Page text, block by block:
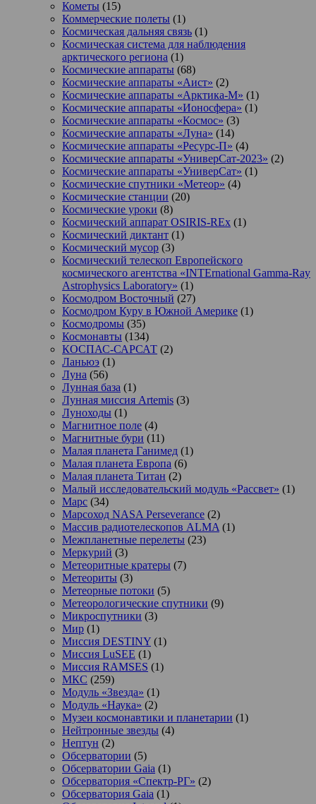
Кометы (15)
Коммерческие полеты (1)
Космическая дальняя связь (1)
Космическая система для наблюдения
арктического региона (1)
Космические аппараты (68)
Космические аппараты «Аист» (2)
Космические аппараты «Арктика-М» (1)
Космические аппараты «Ионосфера» (1)
Космические аппараты «Космос» (3)
Космические аппараты «Луна» (14)
Космические аппараты «Ресурс-П» (4)
Космические аппараты «УниверСат-2023» (2)
Космические аппараты «УниверСат» (1)
Космические спутники «Метеор» (4)
Космические станции (20)
Космические уроки (8)
Космический аппарат OSIRIS-REx (1)
Космический диктант (1)
Космический мусор (3)
Космический телескоп Европейского
космического агентства «INTErnational Gamma-Ray
Astrophysics Laboratory» (1)
Космодром Восточный (27)
Космодром Куру в Южной Америке (1)
Космодромы (35)
Космонавты (134)
КОСПАС-САРСАТ (2)
Ланьюэ (1)
Луна (56)
Лунная база (1)
Лунная миссия Artemis (3)
Луноходы (1)
Магнитное поле (4)
Магнитные бури (11)
Малая планета Ганимед (1)
Малая планета Европа (6)
Малая планета Титан (2)
Малый исследовательский модуль «Рассвет» (1)
Марс (34)
Марсоход NASA Perseverance (2)
Массив радиотелескопов ALMA (1)
Межпланетные перелеты (23)
Меркурий (3)
Метеоритные кратеры (7)
Метеориты (3)
Метеорные потоки (5)
Метеорологические спутники (9)
Микроспутники (3)
Мир (1)
Миссия DESTINY (1)
Миссия LuSEE (1)
Миссия RAMSES (1)
МКС (259)
Модуль «Звезда» (1)
Модуль «Наука» (2)
Музеи космонавтики и планетарии (1)
Нейтронные звезды (4)
Нептун (2)
Обсерватории (5)
Обсерватории Gaia (1)
Обсерватория «Спектр-РГ» (2)
Обсерватория Gaia (1)